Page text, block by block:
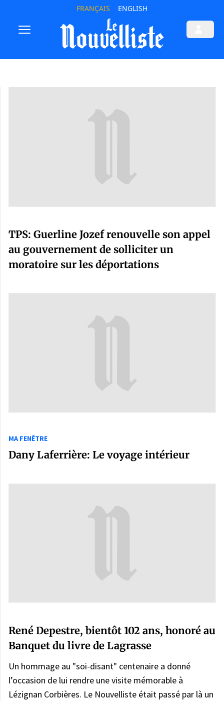
FRANÇAIS ENGLISH
TPS: Guerline Jozef renouvelle son appel
au gouvernement de solliciter un
moratoire sur les déportations
MA FENÊTRE
Dany Laferrière: Le voyage intérieur
René Depestre, bientôt 102 ans, honoré au
Banquet du livre de Lagrasse
Un hommage au "soi-disant" centenaire a donné
l’occasion de lui rendre une visite mémorable à
Lézignan Corbières. Le Nouvelliste était passé par là un